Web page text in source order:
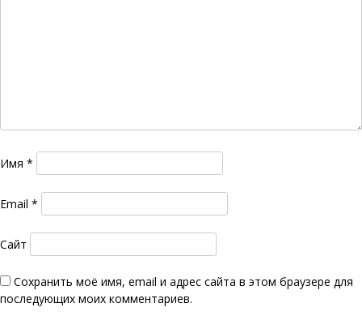
Имя *
Email *
Сайт
Сохранить моё имя, email и адрес сайта в этом браузере для
последующих моих комментариев.